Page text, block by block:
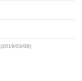
(2019/03/08)